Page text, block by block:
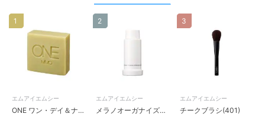
エムアイエムシー
ONE ワン・デイ＆ナイト プロテクションソープ
1
エムアイエムシー
メラノオーガナイズリセット 10D リフィル[メラノオーガナイズリセット 10D
2
エムアイエムシー
チークブラシ(401)
3